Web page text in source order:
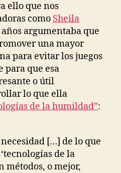
ello que nos
como Sheila
argumentaba que
una mayor
para evitar los juegos
para que esa
o útil
lo que ella
de la humildad”:
[…] de lo que
de la
métodos, o mejor,